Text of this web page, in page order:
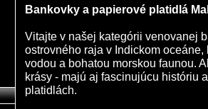
Bankovky a papierové platidlá
Vitajte v našej kategórii venovanej
ostrovného raja v Indickom
vodou a bohatou morskou faunou.
krásy - majú aj fascinujúcu históriu
platidlách.